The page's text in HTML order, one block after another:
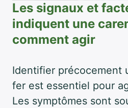
Les signaux et
indiquent une
comment agir
Identifier précocement
fer est essentiel pour
Les symptômes sont